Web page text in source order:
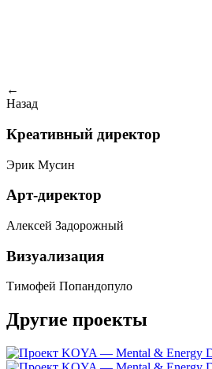
←
Назад
Креативный директор
Эрик Мусин
Арт-директор
Алексей Задорожный
Визуализация
Тимофей Попандопуло
Другие проекты